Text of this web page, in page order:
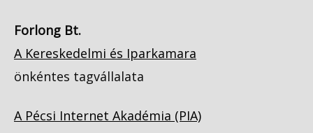
Forlong Bt.
A Kereskedelmi és Iparkamara
önkéntes tagvállalata
A Pécsi Internet Akadémia (PIA)